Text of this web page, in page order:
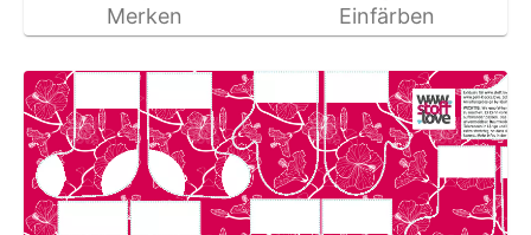
Merken Einfärben